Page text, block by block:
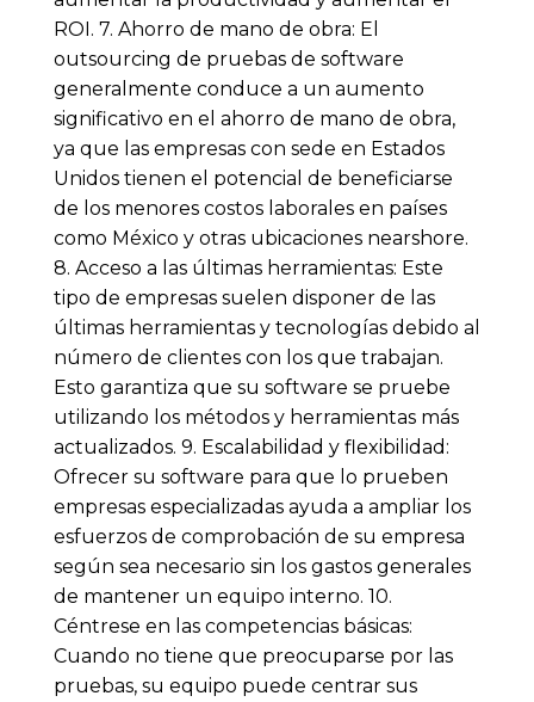
ROI. 7. Ahorro de mano de obra: El
outsourcing de pruebas de software
generalmente conduce a un aumento
significativo en el ahorro de mano de obra,
ya que las empresas con sede en Estados
Unidos tienen el potencial de beneficiarse
de los menores costos laborales en países
como México y otras ubicaciones nearshore.
8. Acceso a las últimas herramientas: Este
tipo de empresas suelen disponer de las
últimas herramientas y tecnologías debido al
número de clientes con los que trabajan.
Esto garantiza que su software se pruebe
utilizando los métodos y herramientas más
actualizados. 9. Escalabilidad y flexibilidad:
Ofrecer su software para que lo prueben
empresas especializadas ayuda a ampliar los
esfuerzos de comprobación de su empresa
según sea necesario sin los gastos generales
de mantener un equipo interno. 10.
Céntrese en las competencias básicas:
Cuando no tiene que preocuparse por las
pruebas, su equipo puede centrar sus